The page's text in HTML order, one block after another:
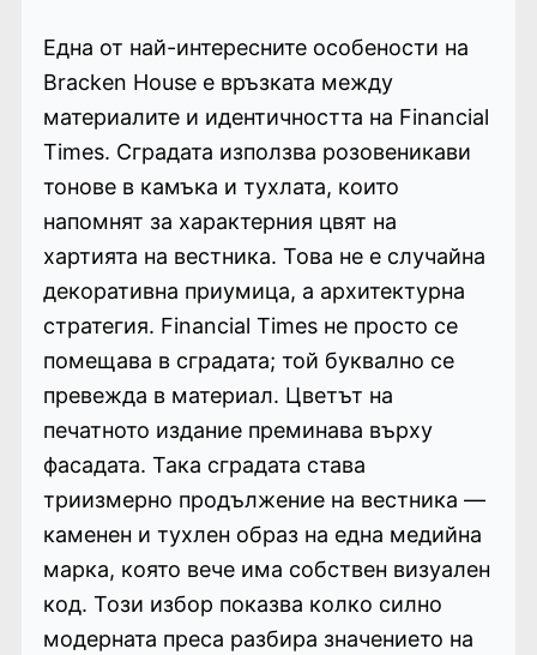
Една от най-интересните особености на
Bracken House е връзката между
материалите и идентичността на Financial
Times. Сградата използва розовеникави
тонове в камъка и тухлата, които
напомнят за характерния цвят на
хартията на вестника. Това не е случайна
декоративна приумица, а архитектурна
стратегия. Financial Times не просто се
помещава в сградата; той буквално се
превежда в материал. Цветът на
печатното издание преминава върху
фасадата. Така сградата става
триизмерно продължение на вестника —
каменен и тухлен образ на една медийна
марка, която вече има собствен визуален
код. Този избор показва колко силно
модерната преса разбира значението на